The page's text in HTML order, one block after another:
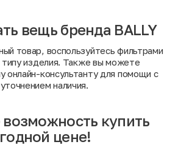
вещь бренда BALLY
товар, воспользуйтесь фильтрами
изделия. Также вы можете
онлайн-консультанту для помощи с
наличия.
возможность купить
цене!